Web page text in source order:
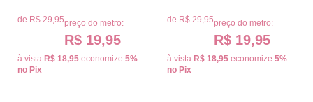
de R$ 29,95preço do metro:
R$ 19,95
à vista R$ 18,95 economize 5%
no Pix
de R$ 29,95preço do metro:
R$ 19,95
à vista R$ 18,95 economize 5%
no Pix